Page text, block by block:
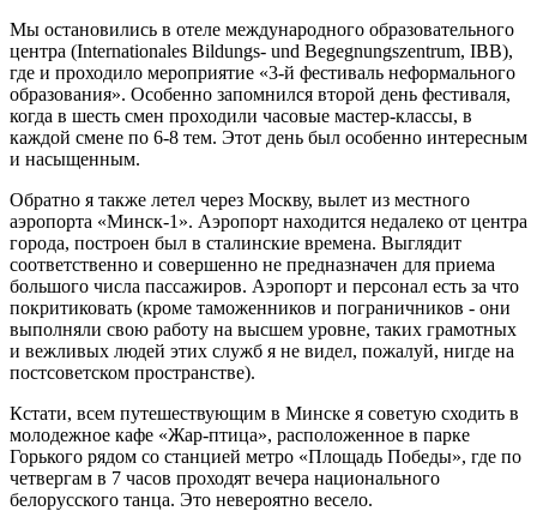
Мы остановились в отеле между­народного образовательного
цен­тра (Internationales Bildungs- und Begegnungszentrum, IBB),
где и про­ходило мероприятие «3-й фести­валь неформального
образования». Особенно запомнился второй день фестиваля,
когда в шесть смен про­ходили часовые мастер-классы, в
каждой смене по 6-8 тем. Этот день был особенно интересным
и насы­щенным.
Обратно я также летел через Мо­скву, вылет из местного
аэропорта «Минск-1». Аэропорт находится не­далеко от центра
города, построен был в сталинские времена. Выгля­дит
соответственно и совершенно не предназначен для приема
боль­шого числа пассажиров. Аэропорт и персонал есть за что
покритиковать (кроме таможенников и погранич­ников - они
выполняли свою рабо­ту на высшем уровне, таких грамот­ных
и вежливых людей этих служб я не видел, пожалуй, нигде на
постсо­ветском пространстве).
Кстати, всем путешествующим в Минске я советую сходить в
моло­дежное кафе «Жар-птица», распо­ложенное в парке
Горького рядом со станцией метро «Площадь Победы», где по
четвергам в 7 часов проходят вечера национального
белорусского танца. Это невероятно весело.